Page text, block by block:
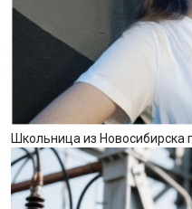
Школьница из Новосибирска